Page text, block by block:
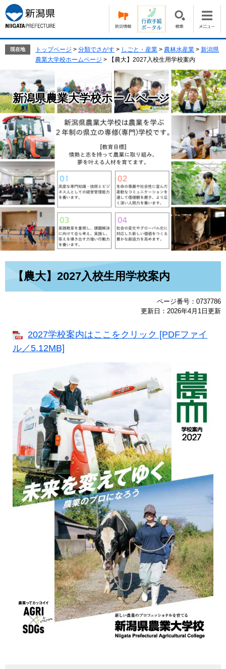
ー
ジ
の
ニ
ュ
ー
本
文
へ
現在地 トップページ > 分類でさがす > しごと・産業 > 農林水産業 > 新潟県
農業大学校ホームページ > 【農大】2027入校生用学校案内
新潟県農業大学校ホームページ
【農大】2027入校生用学校案内
ページ番号：0737786
更新日：2026年4月1日更新
2027学校案内はここをクリック [PDFファイ
ル／5.12MB]